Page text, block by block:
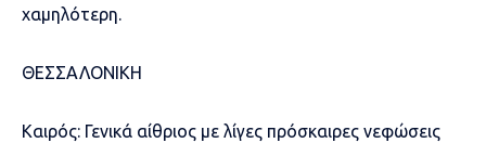
χαμηλότερη.
ΘΕΣΣΑΛΟΝΙΚΗ
Καιρός: Γενικά αίθριος με λίγες πρόσκαιρες νεφώσεις